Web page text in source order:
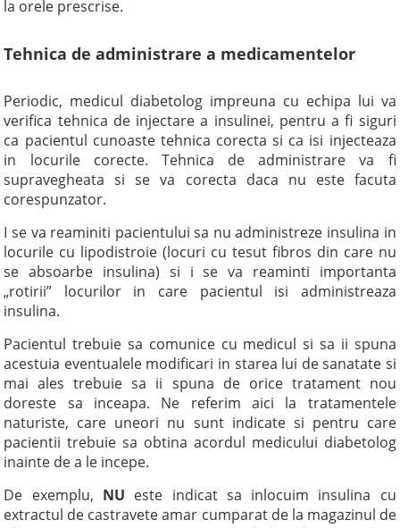
la orele prescrise.
Tehnica de administrare a medicamentelor
Periodic, medicul diabetolog impreuna cu echipa lui va
verifica tehnica de injectare a insulinei, pentru a fi siguri
ca pacientul cunoaste tehnica corecta si ca isi injecteaza
in locurile corecte. Tehnica de administrare va fi
supravegheata si se va corecta daca nu este facuta
corespunzator.
I se va reaminiti pacientului sa nu administreze insulina in
locurile cu lipodistroie (locuri cu tesut fibros din care nu
se absoarbe insulina) si i se va reaminti importanta
„rotirii” locurilor in care pacientul isi administreaza
insulina.
Pacientul trebuie sa comunice cu medicul si sa ii spuna
acestuia eventualele modificari in starea lui de sanatate si
mai ales trebuie sa ii spuna de orice tratament nou
doreste sa inceapa. Ne referim aici la tratamentele
naturiste, care uneori nu sunt indicate si pentru care
pacientii trebuie sa obtina acordul medicului diabetolog
inainte de a le incepe.
De exemplu, NU este indicat sa inlocuim insulina cu
extractul de castravete amar cumparat de la magazinul de